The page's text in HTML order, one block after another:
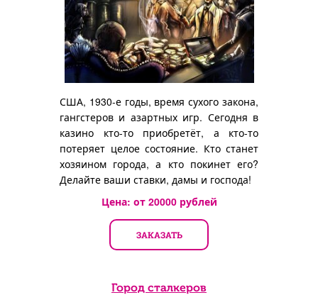
США, 1930-е годы, время сухого закона,
гангстеров и азартных игр. Сегодня в
казино кто-то приобретёт, а кто-то
потеряет целое состояние. Кто станет
хозяином города, а кто покинет его?
Делайте ваши ставки, дамы и господа!
Цена: от 20000рублей
ЗАКАЗАТЬ
Город сталкеров